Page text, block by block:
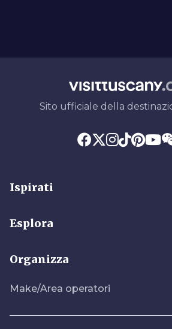
Sito ufficiale della
Ispirati
Esplora
Organizza
Make/Area operatori